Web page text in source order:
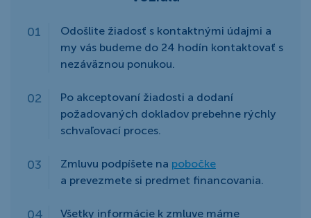
Odošlite žiadosť s kontaktnými údajmi a
my vás budeme do 24 hodín kontaktovať s
nezáväznou ponukou.
Po akceptovaní žiadosti a dodaní
požadovaných dokladov prebehne rýchly
schvaľovací proces.
Zmluvu podpíšete na pobočke
a prevezmete si predmet financovania.
Všetky informácie k zmluve máme